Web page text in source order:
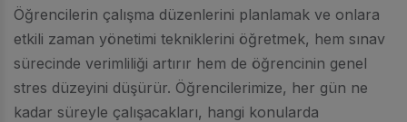
Öğrencilerin çalışma düzenlerini planlamak ve onlara
etkili zaman yönetimi tekniklerini öğretmek, hem sınav
sürecinde verimliliği artırır hem de öğrencinin genel
stres düzeyini düşürür. Öğrencilerimize, her gün ne
kadar süreyle çalışacakları, hangi konularda